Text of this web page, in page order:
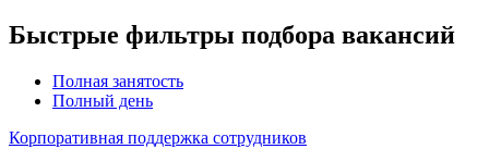
Быстрые фильтры подбора вакансий
Полная занятость
Полный день
Корпоративная поддержка сотрудников